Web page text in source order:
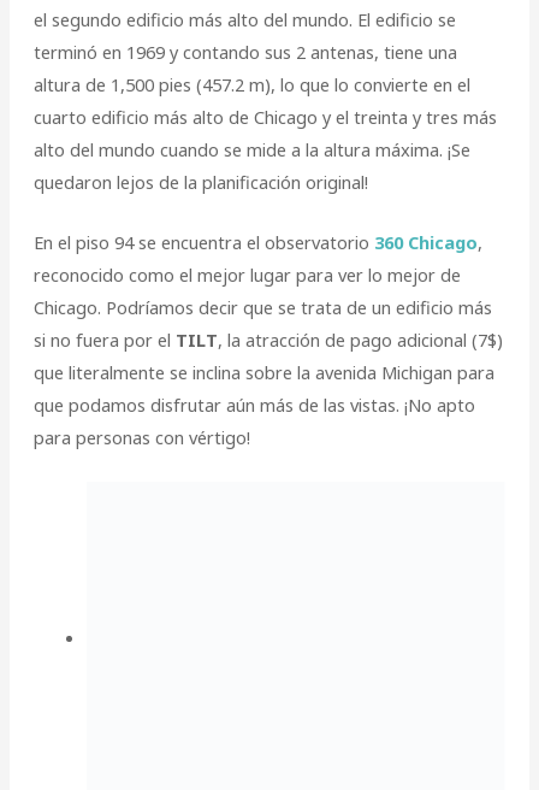
el segundo edificio más alto del mundo. El edificio se
terminó en 1969 y contando sus 2 antenas, tiene una
altura de 1,500 pies (457.2 m), lo que lo convierte en el
cuarto edificio más alto de Chicago y el treinta y tres más
alto del mundo cuando se mide a la altura máxima. ¡Se
quedaron lejos de la planificación original!
En el piso 94 se encuentra el observatorio 360 Chicago,
reconocido como el mejor lugar para ver lo mejor de
Chicago. Podríamos decir que se trata de un edificio más
si no fuera por el TILT, la atracción de pago adicional (7$)
que literalmente se inclina sobre la avenida Michigan para
que podamos disfrutar aún más de las vistas. ¡No apto
para personas con vértigo!